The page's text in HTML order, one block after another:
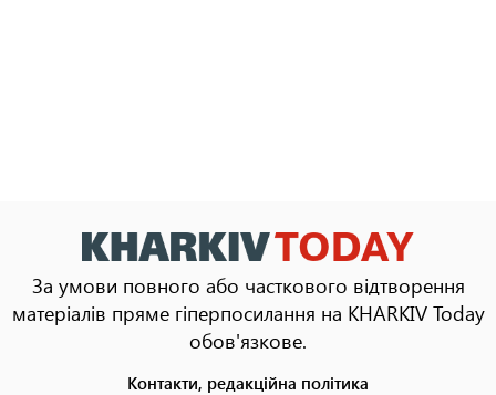
За умови повного або часткового відтворення
матеріалів пряме гіперпосилання на KHARKIV Today
обов'язкове.
Контакти, редакційна політика